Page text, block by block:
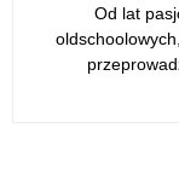
Od lat